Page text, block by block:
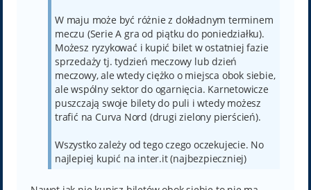
W maju może być różnie z dokładnym terminem
meczu (Serie A gra od piątku do poniedziałku).
Możesz ryzykować i kupić bilet w ostatniej fazie
sprzedaży tj. tydzień meczowy lub dzień
meczowy, ale wtedy ciężko o miejsca obok siebie,
ale wspólny sektor do ogarnięcia. Karnetowicze
puszczają swoje bilety do puli i wtedy możesz
trafić na Curva Nord (drugi zielony pierścień).
Wszystko zależy od tego czego oczekujecie. No
najlepiej kupić na inter.it (najbezpieczniej)